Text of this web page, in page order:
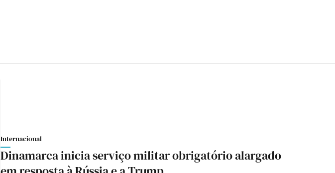
Internacional
Dinamarca inicia serviço militar obrigatório alargado